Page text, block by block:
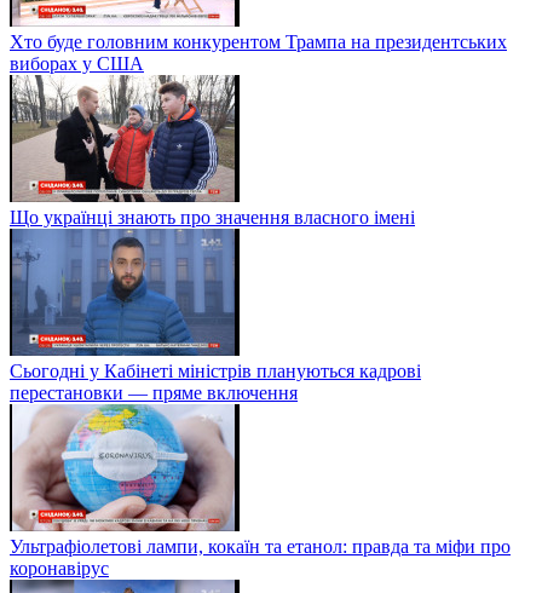
Хто буде головним конкурентом Трампа на президентських
виборах у США
Що українці знають про значення власного імені
Сьогодні у Кабінеті міністрів плануються кадрові
перестановки — пряме включення
Ультрафіолетові лампи, кокаїн та етанол: правда та міфи про
коронавірус